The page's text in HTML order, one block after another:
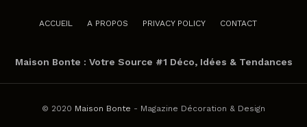
ACCUEIL A PROPOS PRIVACY POLICY CONTACT
Maison Bonte : Votre Source #1 Déco, Idées & Tendances
© 2020 Maison Bonte - Magazine Décoration & Design